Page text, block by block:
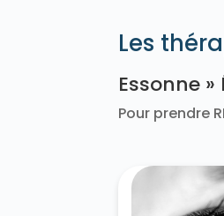
Les
Essonne »
Pour prendre